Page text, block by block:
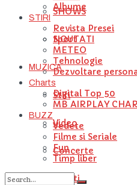
SHOWS
NOUTATI
MUZICA
Stiri
Video
Concerte
Artisti
Albume
STIRI
Revista Presei
Sport
METEO
Tehnologie
Dezvoltare
Charts
Digital Top 50
MB AIRPLAY
BUZZ
Vedete
Filme si Seriale
Fun
Timp liber